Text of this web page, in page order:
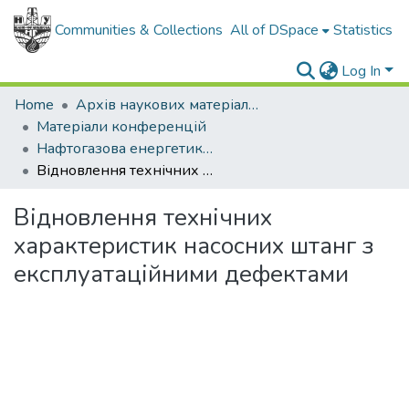
Communities & Collections All of DSpace Statistics
Log In
Home
Архів наукових матеріалів
Матеріали конференцій
Нафтогазова енергетика - 2017
Відновлення технічних характеристик насосних штанг з експлуатаційними дефектами
Відновлення технічних
характеристик насосних штанг з
експлуатаційними дефектами